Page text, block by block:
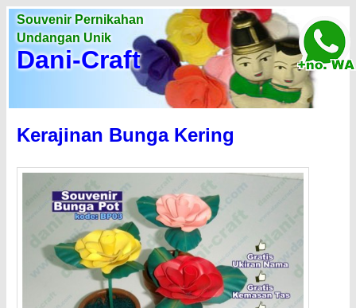
Souvenir Pernikahan
Undangan Unik
Dani-Craft
Kerajinan Bunga Kering